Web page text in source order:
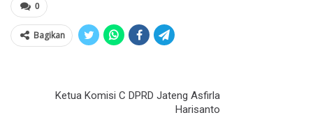
0
Bagikan
Ketua Komisi C DPRD Jateng Asfirla
Harisanto